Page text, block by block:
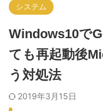
システム
Windows10で
ても再起動後
う対処法
2019年3月15日